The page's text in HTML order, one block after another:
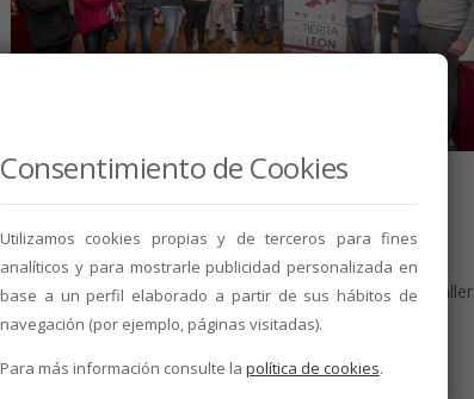
Jornadas con la Hostelería:
Descubre tu vino
La D.O. Tierra de León comparte con la Hostelería un Taller
para conocer nuestros vinos y sus características
Consentimiento de Cookies
Utilizamos cookies propias y de terceros para fines
analíticos y para mostrarle publicidad personalizada en
base a un perfil elaborado a partir de sus hábitos de
navegación (por ejemplo, páginas visitadas).
Para más información consulte la política de cookies.